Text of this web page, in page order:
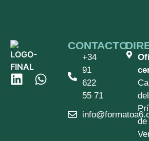
CONTACTO
+34
91
622
55 71
del
de